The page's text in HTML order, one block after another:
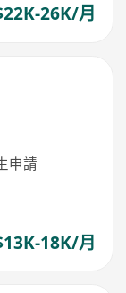
26K/月
申請
18K/月